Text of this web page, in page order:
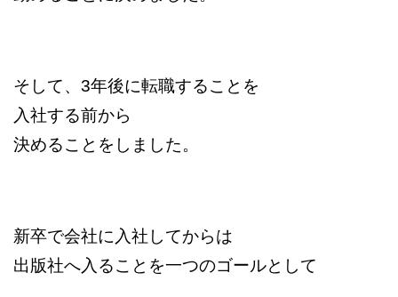
そして、3年後に転職することを
入社する前から
決めることをしました。
新卒で会社に入社してからは
出版社へ入ることを一つのゴールとして